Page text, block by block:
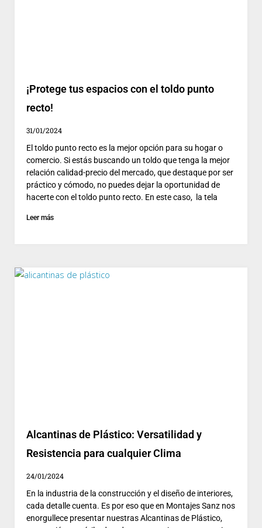
¡Protege tus espacios con el toldo punto
recto!
31/01/2024
El toldo punto recto es la mejor opción para su hogar o
comercio. Si estás buscando un toldo que tenga la mejor
relación calidad-precio del mercado, que destaque por ser
práctico y cómodo, no puedes dejar la oportunidad de
hacerte con el toldo punto recto. En este caso, la tela
Leer más
Alcantinas de Plástico: Versatilidad y
Resistencia para cualquier Clima
24/01/2024
En la industria de la construcción y el diseño de interiores,
cada detalle cuenta. Es por eso que en Montajes Sanz nos
enorgullece presentar nuestras Alcantinas de Plástico,